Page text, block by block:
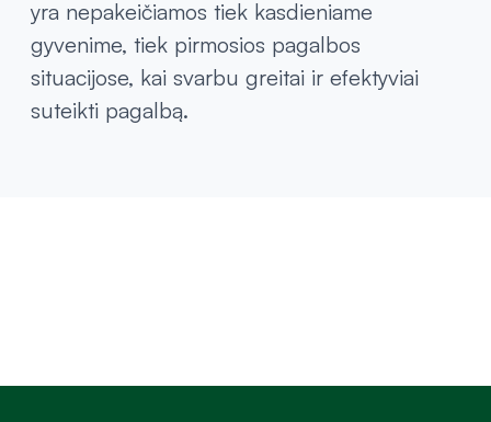
žaizdas nuo trinties ar kitų išorinių dirgiklių.
Tinkamai parinktos priemonės padeda
užtikrinti efektyvią žaizdų priežiūrą ir
sumažina komplikacijų riziką. Šios priemonės